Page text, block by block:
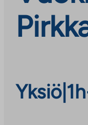
Yksiö|